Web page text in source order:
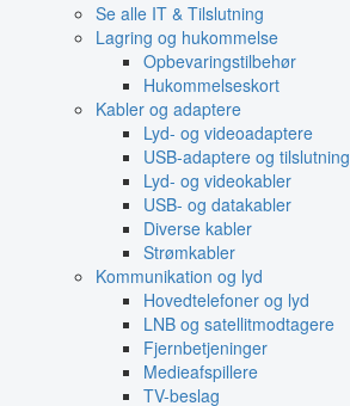
Se alle IT & Tilslutning
Lagring og hukommelse
Opbevaringstilbehør
Hukommelseskort
Kabler og adaptere
Lyd- og videoadaptere
USB-adaptere og tilslutning
Lyd- og videokabler
USB- og datakabler
Diverse kabler
Strømkabler
Kommunikation og lyd
Hovedtelefoner og lyd
LNB og satellitmodtagere
Fjernbetjeninger
Medieafspillere
TV-beslag